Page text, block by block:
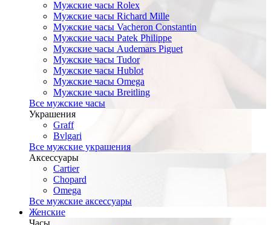
Мужские часы Rolex
Мужские часы Richard Mille
Мужские часы Vacheron Constantin
Мужские часы Patek Philippe
Мужские часы Audemars Piguet
Мужские часы Tudor
Мужские часы Hublot
Мужские часы Omega
Мужские часы Breitling
Все мужские часы
Украшения
Graff
Bvlgari
Все мужские украшения
Аксессуары
Cartier
Chopard
Omega
Все мужские аксессуары
Женские